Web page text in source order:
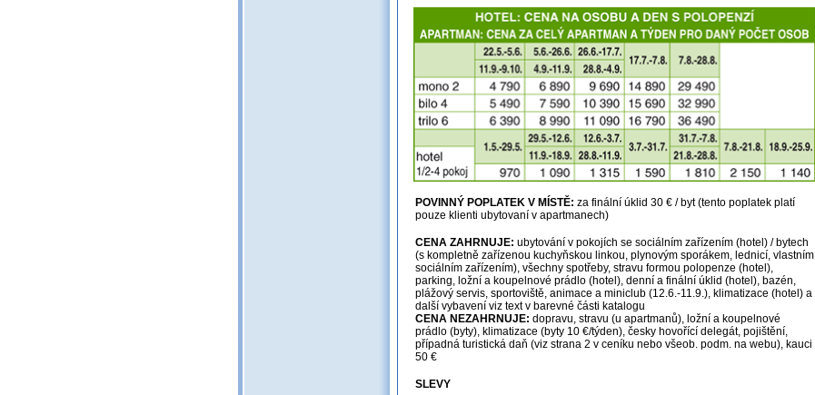
POVINNÝ POPLATEK V MÍSTĚ: za finální úklid 30 € / byt (tento poplatek platí
pouze klienti ubytovaní v apartmanech)
CENA ZAHRNUJE: ubytování v pokojích se sociálním zařízením (hotel) / bytech
(s kompletně zařízenou kuchyňskou linkou, plynovým sporákem, lednicí, vlastním
sociálním zařízením), všechny spotřeby, stravu formou polopenze (hotel),
parking, ložní a koupelnové prádlo (hotel), denní a finální úklid (hotel), bazén,
plážový servis, sportoviště, animace a miniclub (12.6.-11.9.), klimatizace (hotel) a
další vybavení viz text v barevné části katalogu
CENA NEZAHRNUJE: dopravu, stravu (u apartmanů), ložní a koupelnové
prádlo (byty), klimatizace (byty 10 €/týden), česky hovořící delegát, pojištění,
případná turistická daň (viz strana 2 v ceníku nebo všeob. podm. na webu), kauci
50 €
SLEVY